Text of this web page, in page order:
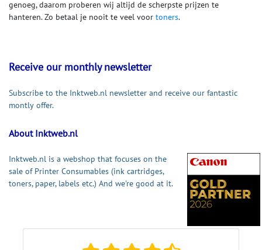
genoeg, daarom proberen wij altijd de scherpste prijzen te
hanteren. Zo betaal je nooit te veel voor toners.
Receive our monthly newsletter
Subscribe to the Inktweb.nl newsletter and receive our fantastic
montly offer.
About Inktweb.nl
Inktweb.nl is a webshop that focuses on the
sale of Printer Consumables (ink cartridges,
toners, paper, labels etc.) And we're good at it.